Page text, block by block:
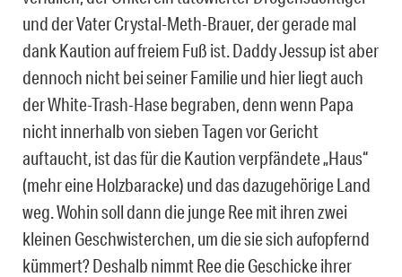
und der Vater Crystal-Meth-Brauer, der gerade mal
dank Kaution auf freiem Fuß ist. Daddy Jessup ist aber
dennoch nicht bei seiner Familie und hier liegt auch
der White-Trash-Hase begraben, denn wenn Papa
nicht innerhalb von sieben Tagen vor Gericht
auftaucht, ist das für die Kaution verpfändete „Haus“
(mehr eine Holzbaracke) und das dazugehörige Land
weg. Wohin soll dann die junge Ree mit ihren zwei
kleinen Geschwisterchen, um die sie sich aufopfernd
kümmert? Deshalb nimmt Ree die Geschicke ihrer